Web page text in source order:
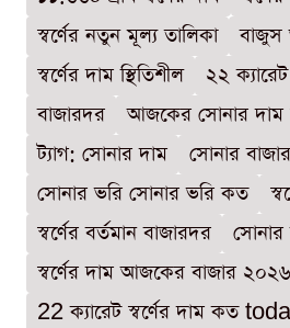
স্বর্ণের নতুন মূল্য তালিকা
স্বর্ণের দাম স্থিতিশীল
২২
বাজারদর
আজকের সোনার দাম
ট্যাগ: সোনার দাম
সোনার
সোনার ভরি সোনার ভরি কত
স্বর্ণের বর্তমান বাজারদর
সোনার
স্বর্ণের দাম আজকের বাজার ২০২৬
22 ক্যারেট স্বর্ণের দাম কত